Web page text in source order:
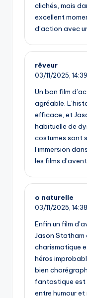
clichés, mais
excellent
d’action avec
rêveur
03/11/2025, 14:39
Un bon film
agréable.
efficace, et
habituelle de
costumes sont
l’immersion
les films
o naturelle
03/11/2025, 14:38
Enfin un film
Jason Statham
charismatique
héros
bien
fantastique est
entre humour et